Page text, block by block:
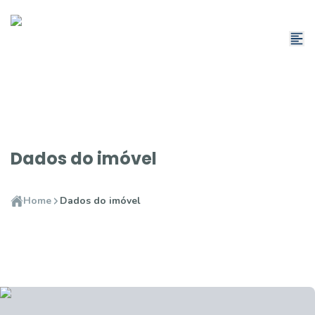
Dados do imóvel
Home Dados do imóvel